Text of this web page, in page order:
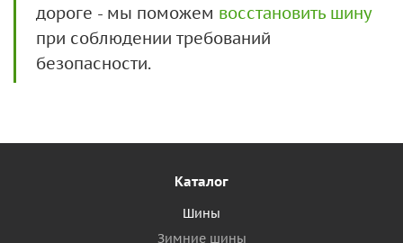
дороге - мы поможем восстановить шину
при соблюдении требований
безопасности.
Каталог
Шины
Зимние шины